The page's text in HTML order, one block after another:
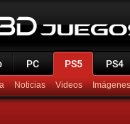
PC PS5 PS4
Noticias Videos Imágenes